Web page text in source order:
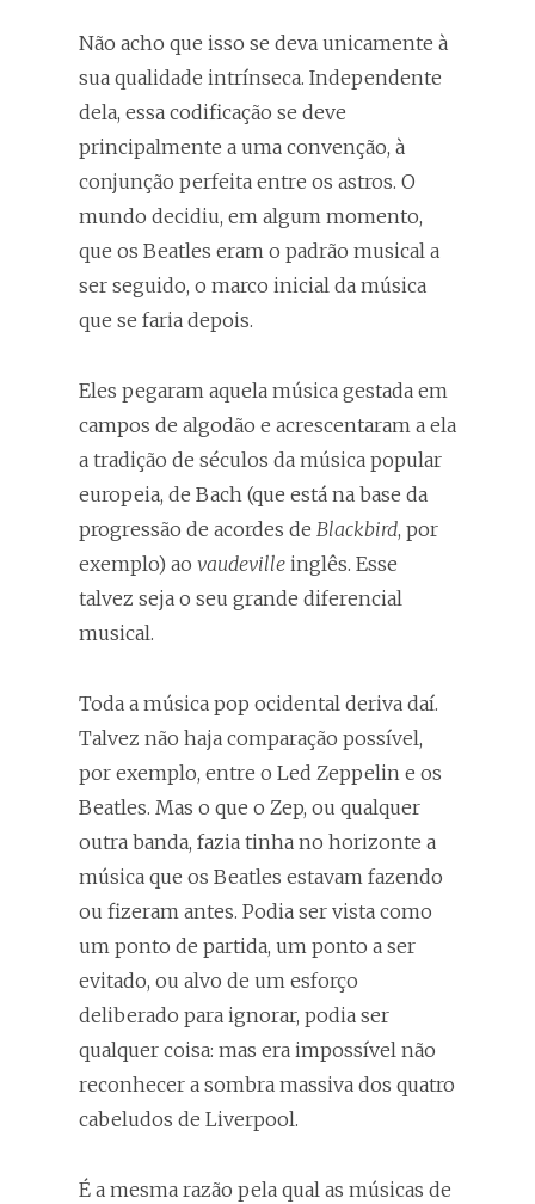
Não acho que isso se deva unicamente à
sua qualidade intrínseca. Independente
dela, essa codificação se deve
principalmente a uma convenção, à
conjunção perfeita entre os astros. O
mundo decidiu, em algum momento,
que os Beatles eram o padrão musical a
ser seguido, o marco inicial da música
que se faria depois.
Eles pegaram aquela música gestada em
campos de algodão e acrescentaram a ela
a tradição de séculos da música popular
europeia, de Bach (que está na base da
progressão de acordes de Blackbird, por
exemplo) ao vaudeville inglês. Esse
talvez seja o seu grande diferencial
musical.
Toda a música pop ocidental deriva daí.
Talvez não haja comparação possível,
por exemplo, entre o Led Zeppelin e os
Beatles. Mas o que o Zep, ou qualquer
outra banda, fazia tinha no horizonte a
música que os Beatles estavam fazendo
ou fizeram antes. Podia ser vista como
um ponto de partida, um ponto a ser
evitado, ou alvo de um esforço
deliberado para ignorar, podia ser
qualquer coisa: mas era impossível não
reconhecer a sombra massiva dos quatro
cabeludos de Liverpool.
É a mesma razão pela qual as músicas de